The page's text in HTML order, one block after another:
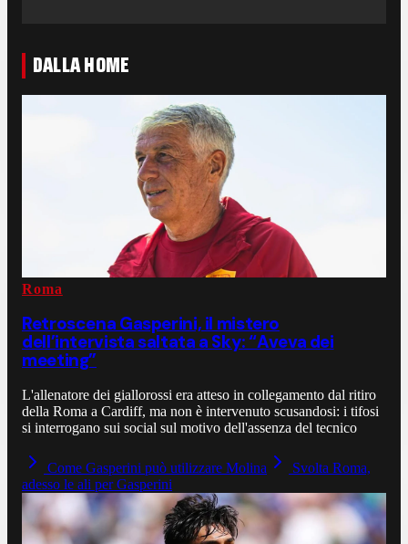
DALLA HOME
Roma
Retroscena Gasperini, il mistero
dell’intervista saltata a Sky: “Aveva dei
meeting”
L'allenatore dei giallorossi era atteso in collegamento dal ritiro
della Roma a Cardiff, ma non è intervenuto scusandosi: i tifosi
si interrogano sui social sul motivo dell'assenza del tecnico
Come Gasperini può utilizzare Molina
Svolta Roma,
adesso le ali per Gasperini